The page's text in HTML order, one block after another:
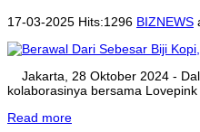
17-03-2025 Hits:1296 BIZNEWS
Jakarta, 28 Oktober 2024 -
kolaborasinya bersama
Read more